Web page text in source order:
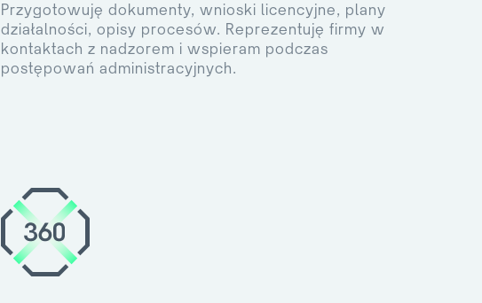
Przygotowuję dokumenty, wnioski licencyjne, plany
działalności, opisy procesów. Reprezentuję firmy w
kontaktach z nadzorem i wspieram podczas
postępowań administracyjnych.